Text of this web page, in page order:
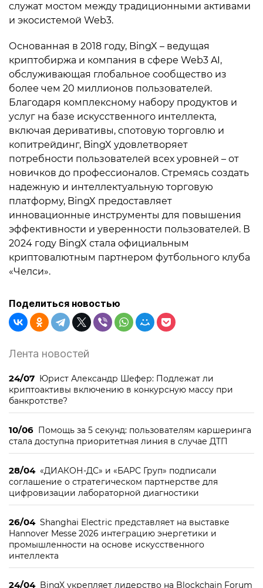
служат мостом между традиционными активами
и экосистемой Web3.
Основанная в 2018 году, BingX – ведущая
криптобиржа и компания в сфере Web3 AI,
обслуживающая глобальное сообщество из
более чем 20 миллионов пользователей.
Благодаря комплексному набору продуктов и
услуг на базе искусственного интеллекта,
включая деривативы, спотовую торговлю и
копитрейдинг, BingX удовлетворяет
потребности пользователей всех уровней – от
новичков до профессионалов. Стремясь создать
надежную и интеллектуальную торговую
платформу, BingX предоставляет
инновационные инструменты для повышения
эффективности и уверенности пользователей. В
2024 году BingX стала официальным
криптовалютным партнером футбольного клуба
«Челси».
Поделиться новостью
Лента новостей
24/07 Юрист Александр Шефер: Подлежат ли
криптоактивы включению в конкурсную массу при
банкротстве?
10/06 Помощь за 5 секунд: пользователям каршеринга
стала доступна приоритетная линия в случае ДТП
28/04 «ДИАКОН-ДС» и «БАРС Груп» подписали
соглашение о стратегическом партнерстве для
цифровизации лабораторной диагностики
26/04 Shanghai Electric представляет на выставке
Hannover Messe 2026 интеграцию энергетики и
промышленности на основе искусственного
интеллекта
24/04 BingX укрепляет лидерство на Blockchain Forum